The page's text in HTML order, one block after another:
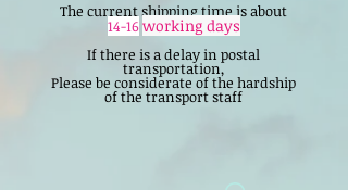
The current shipping time is about
14-16working days
If there is a delay in postal
transportation,
Please be considerate of the hardship
of the transport staff